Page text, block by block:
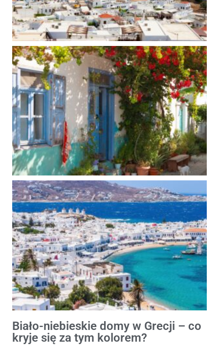
Biało-niebieskie domy w Grecji – co
kryje się za tym kolorem?